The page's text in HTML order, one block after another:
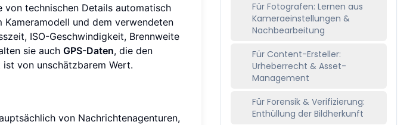
von technischen Details automatisch
und dem verwendeten
ISO-Geschwindigkeit, Brennweite
sie auch GPS-Daten, die den
von unschätzbarem Wert.
von Nachrichtenagenturen,
Für Fotografen: Lernen aus
Kameraeinstellungen &
Nachbearbeitung
Für Content-Ersteller:
Urheberrecht & Asset-
Management
Für Forensik & Verifizierung:
Enthüllung der Bildherkunft